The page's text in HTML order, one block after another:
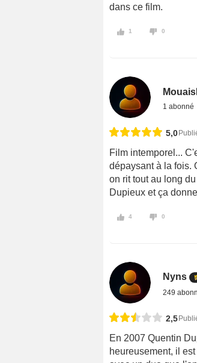
dans ce film.
1 0
1 abonné
5,0
Film intemporel...
dépaysant à la fois.
on rit tout au long
Dupieux et ça
4 0
Nyns
249
2,5
En 2007 Quentin
heureusement, il